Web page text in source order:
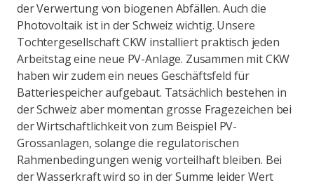
der Verwertung von biogenen Abfällen. Auch die
Photovoltaik ist in der Schweiz wichtig. Unsere
Tochtergesellschaft CKW installiert praktisch jeden
Arbeitstag eine neue PV-Anlage. Zusammen mit CKW
haben wir zudem ein neues Geschäftsfeld für
Batteriespeicher aufgebaut. Tatsächlich bestehen in
der Schweiz aber momentan grosse Fragezeichen bei
der Wirtschaftlichkeit von zum Beispiel PV-
Grossanlagen, solange die regulatorischen
Rahmenbedingungen wenig vorteilhaft bleiben. Bei
der Wasserkraft wird so in der Summe leider Wert